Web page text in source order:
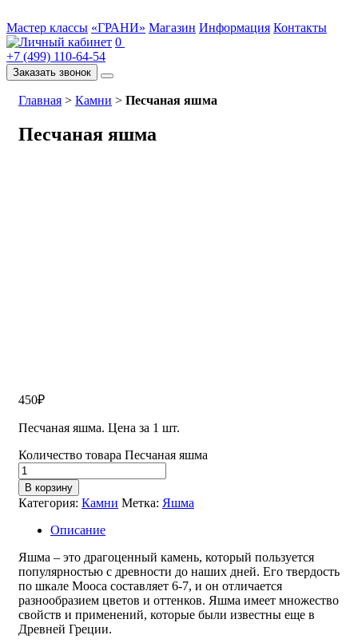
Мастер классы «ГРАНИ» Магазин Информация Контакты
0
+7 (499) 110-64-54
Заказать звонок
Главная > Камни > Песчаная яшма
Песчаная яшма
450₽
Песчаная яшма. Цена за 1 шт.
Количество товара Песчаная яшма
В корзину
Категория: Камни Метка: Яшма
Описание
Яшма – это драгоценный камень, который пользуется
популярностью с древности до наших дней. Его твердость
по шкале Мооса составляет 6-7, и он отличается
разнообразием цветов и оттенков. Яшма имеет множество
свойств и применений, которые были известны еще в
Древней Греции.